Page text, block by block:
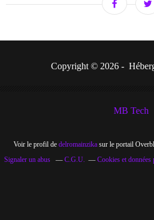
Copyright © 2026 -
MB Tech
Voir le profil de delromainzikasur le portail
Signaler un abus
C.G.U. Cookies et données